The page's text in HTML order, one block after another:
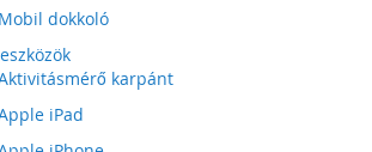
Mobil dokkoló
karpánt
iPad